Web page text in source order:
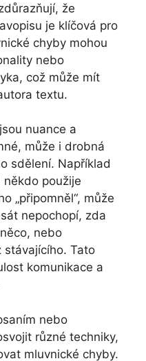
že
je klíčová pro
chyby mohou
nebo
což může mít
textu.
nuance a
může i drobná
sdělení. Například
použije
„připomněl“, může
nepochopí, zda
nebo
stávajícího. Tato
komunikace a
nebo
různé techniky,
mluvnické chyby.